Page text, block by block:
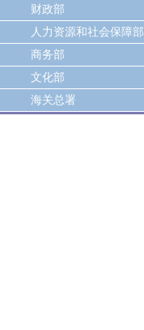
财政部
人力资源和社会保障部
商务部
文化部
海关总署